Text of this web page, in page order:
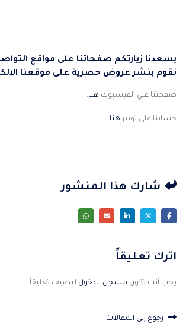
يسعدنا زيارتكم صفحاتنا على مواقع
نقوم بنشر عروض حصرية على موقعنا
صفحتنا علي الفيسبوك هنا.
حسابنا على تويتر هنا.
شارك هذا المنشور
اترك تعليقاً
يجب أنت تكون مسجل الدخول لتضيف تعليقاً.
رجوع إلى المقالات